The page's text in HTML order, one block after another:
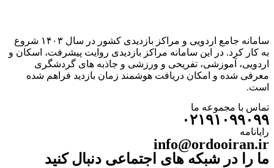
سامانه جامع اردویی و مراکز بازدیدی کشور در سال ۱۴۰۳ شروع
به کار کرد. در این سامانه مراکز بازدیدی روایت پیشرفت، اسکان و
اردویی، آموزشی، تفریحی و ورزشی و جاذبه های گردشگری
معرفی شده و امکان دریافت هوشمند زمان بازدید فراهم شده
است.
تماس با مجموعه ما
۰۲۱۹۱۰۹۹۰۹۹
رایانامه
info@ordooiran.ir
ما را در شبکه های اجتماعی دنبال کنید